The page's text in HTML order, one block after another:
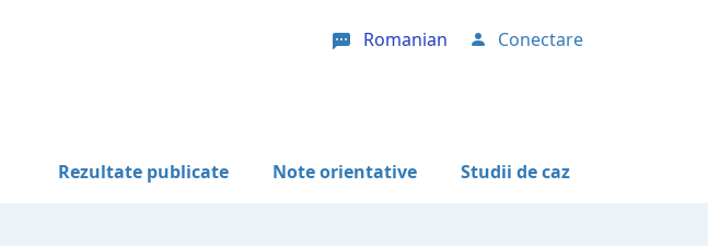
Romanian User account menu
Conectare
Rezultate publicate Note orientative Studii de caz